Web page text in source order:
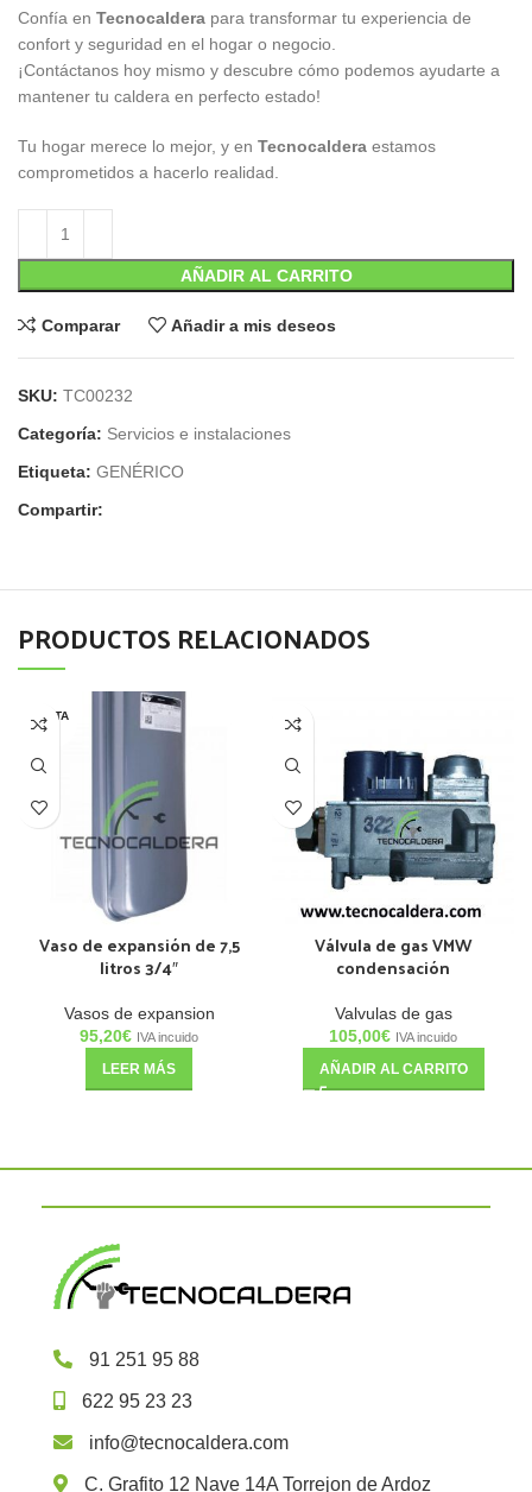
Confía en Tecnocaldera para transformar tu experiencia de
confort y seguridad en el hogar o negocio.
¡Contáctanos hoy mismo y descubre cómo podemos ayudarte a
mantener tu caldera en perfecto estado!
Tu hogar merece lo mejor, y en Tecnocaldera estamos
comprometidos a hacerlo realidad.
AÑADIR AL CARRITO
Comparar Añadir a mis deseos
SKU: TC00232
Categoría: Servicios e instalaciones
Etiqueta: GENÉRICO
Compartir:
PRODUCTOS RELACIONADOS
AGOTA
DO
Vaso de expansión de 7,5
litros 3/4″
Vasos de expansion
95,20€ IVA incuido
LEER MÁS
Válvula de gas VMW
condensación
Valvulas de gas
105,00€ IVA incuido
AÑADIR AL CARRITO
91 251 95 88
622 95 23 23
info@tecnocaldera.com
C. Grafito 12 Nave 14A Torrejon de Ardoz